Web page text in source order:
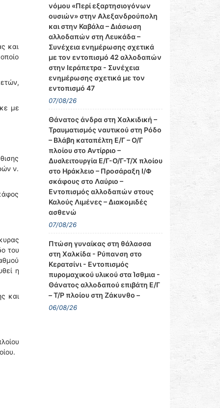
και
με
ν.
του
η
και
νόμου «Περί εξαρτησιογόνων
ουσιών» στην Αλεξανδρούπολη
και στην Καβάλα – Διάσωση
αλλοδαπών στη Λευκάδα –
Συνέχεια ενημέρωσης σχετικά
με τον εντοπισμό 42 αλλοδαπών
στην Ιεράπετρα - Συνέχεια
ενημέρωσης σχετικά με τον
εντοπισμό 47
07/08/26
Θάνατος άνδρα στη Χαλκιδική –
Τραυματισμός ναυτικού στη Ρόδο
– Βλάβη καταπέλτη Ε/Γ – Ο/Γ
πλοίου στο Αντίρριο –
Δυσλειτουργία Ε/Γ-Ο/Γ-Τ/Χ πλοίου
στο Ηράκλειο – Προσάραξη Ι/Φ
σκάφους στο Λαύριο –
Εντοπισμός αλλοδαπών στους
Καλούς Λιμένες – Διακομιδές
ασθενώ
07/08/26
Πτώση γυναίκας στη θάλασσα
στη Χαλκίδα - Ρύπανση στο
Κερατσίνι - Εντοπισμός
πυρομαχικού υλικού στα Ίσθμια -
Θάνατος αλλοδαπού επιβάτη Ε/Γ
– Τ/Ρ πλοίου στη Ζάκυνθο –
06/08/26